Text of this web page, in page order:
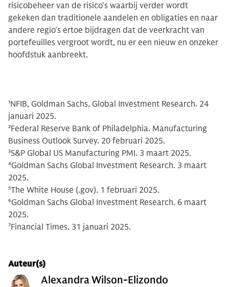
risicobeheer van de risico's waarbij verder wordt
gekeken dan traditionele aandelen en obligaties en naar
andere regio's ertoe bijdragen dat de veerkracht van
portefeuilles vergroot wordt, nu er een nieuw en onzeker
hoofdstuk aanbreekt.
1NFIB, Goldman Sachs, Global Investment Research. 24
januari 2025.
2Federal Reserve Bank of Philadelphia. Manufacturing
Business Outlook Survey. 20 februari 2025.
3S&P Global US Manufacturing PMI. 3 maart 2025.
4Goldman Sachs Global Investment Research. 3 maart
2025.
5The White House (.gov). 1 februari 2025.
6Goldman Sachs Global Investment Research. 6 maart
2025.
7Financial Times. 31 januari 2025.
Auteur(s)
Alexandra Wilson-Elizondo